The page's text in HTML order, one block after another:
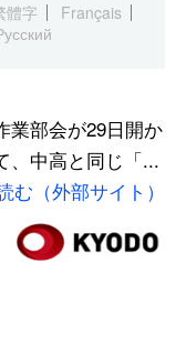
Русский
體字
Français
業部会が29日開か
、中高と同じ「...
む（外部サイト）